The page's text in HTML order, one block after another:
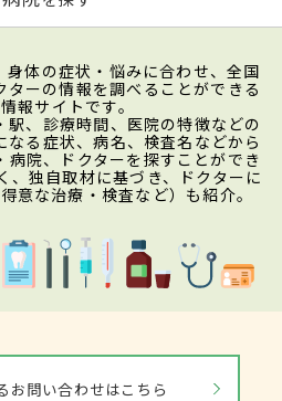
身体の症状・悩みに合わせ、全国
ーの情報を調べることができる
報サイトです。
、診療時間、医院の特徴などの
る症状、病名、検査名などから
院、ドクターを探すことができ
、独自取材に基づき、ドクターに
意な治療・検査など）も紹介。
お問い合わせはこちら